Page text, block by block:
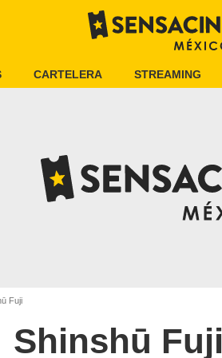
CARTELERA STREAMING
Fuji
Shinshū Fuji